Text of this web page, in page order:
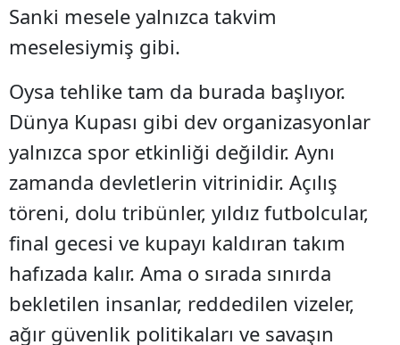
Sanki mesele yalnızca takvim
meselesiymiş gibi.
Oysa tehlike tam da burada başlıyor.
Dünya Kupası gibi dev organizasyonlar
yalnızca spor etkinliği değildir. Aynı
zamanda devletlerin vitrinidir. Açılış
töreni, dolu tribünler, yıldız futbolcular,
final gecesi ve kupayı kaldıran takım
hafızada kalır. Ama o sırada sınırda
bekletilen insanlar, reddedilen vizeler,
ağır güvenlik politikaları ve savaşın